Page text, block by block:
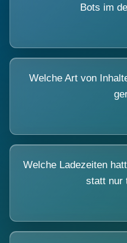
Bots im
Welche Art von
Welche Ladezeiten
statt nur